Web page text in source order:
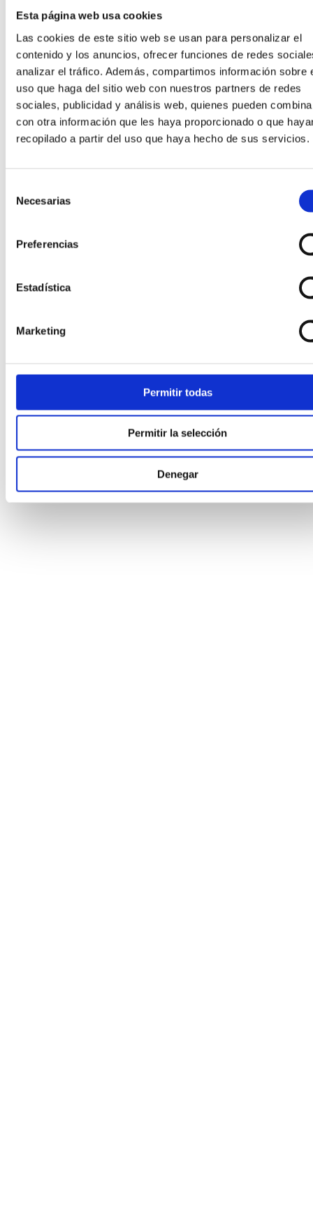
Esta página web usa cookies
Las cookies de este sitio web se usan para personalizar el
contenido y los anuncios, ofrecer funciones de redes
analizar el tráfico. Además, compartimos información sobre
uso que haga del sitio web con nuestros partners de redes
sociales, publicidad y análisis web, quienes pueden
con otra información que les haya proporcionado o que
recopilado a partir del uso que haya hecho de sus servicios.
Necesarias
Preferencias
Estadística
Marketing
Permitir todas
Permitir la selección
Denegar
Venta especial
Joyas
Relojes